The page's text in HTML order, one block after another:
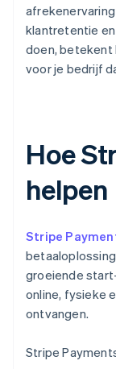
klantretentie
doen, betekent
voor je bedrijf
Hoe
helpen
Stripe
groeiende
online, fysieke
ontvangen.
Stripe